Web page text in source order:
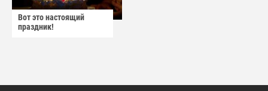
Вот это настоящий
праздник!